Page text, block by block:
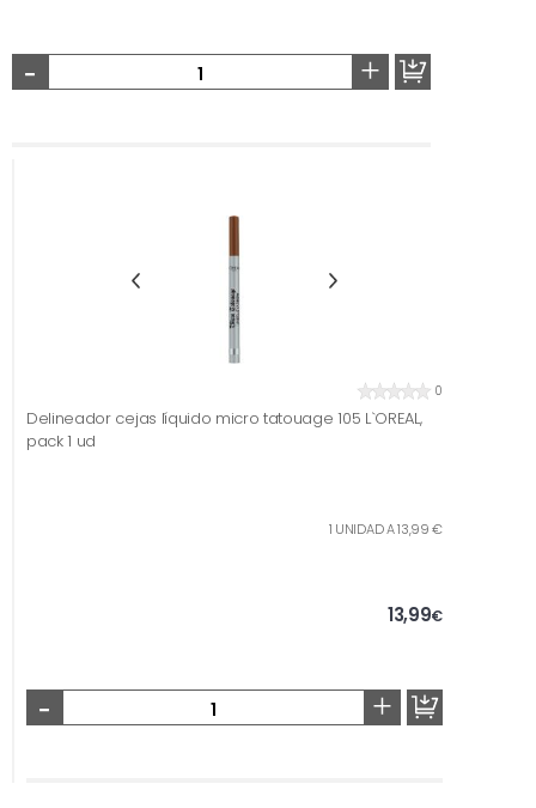
- +
0
Delineador cejas líquido micro tatouage 105 L`OREAL,
pack 1 ud
1 UNIDAD A 13,99 €
13,99€
- +